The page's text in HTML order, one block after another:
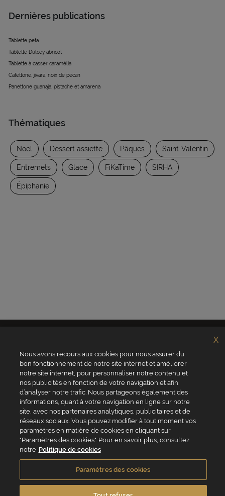
Dernières publications
Tablette peta
Tablette Dulcey abricot
Tablette à casser caramélia
Cafettone, jivara, noix de pécan
Panettone guanaja, pistache et amarena
Thématiques
Noël Dessert assiette Pâques Saint-Valentin
Entremets Glace FiKaTime SIRHA
Épiphanie
Qui sommes-nous ?
Site Valrhona.com
MyValrhona
Site pour les particuliers
Cadeaux pour les
entreprises
Avantages de commander
en ligne
FAQ
Valrhona
Norohy
Adamance
La Rose Noire
Chocolatree
Sosa
Republica del cacao
Nous avons recours aux cookies pour nous assurer du
bon fonctionnement de notre site internet et améliorer
notre site internet, pour personnaliser notre contenu et
nos publicités en fonction de votre navigation et afin
d’analyser notre trafic. Nous partageons également des
informations, quant à votre navigation en ligne sur notre
site, avec nos partenaires analytiques, publicitaires et de
réseaux sociaux. Vous pouvez modifier à tout moment vos
paramètres en matière de cookies en cliquant sur
"Paramètres des cookies". Pour en savoir plus, consultez
notre Politique de cookies
Paramètres des cookies
X